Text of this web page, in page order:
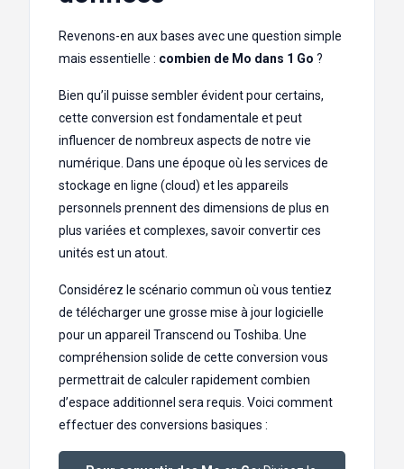
Revenons-en aux bases avec une question simple
mais essentielle : combien de Mo dans 1 Go ?
Bien qu’il puisse sembler évident pour certains,
cette conversion est fondamentale et peut
influencer de nombreux aspects de notre vie
numérique. Dans une époque où les services de
stockage en ligne (cloud) et les appareils
personnels prennent des dimensions de plus en
plus variées et complexes, savoir convertir ces
unités est un atout.
Considérez le scénario commun où vous tentiez
de télécharger une grosse mise à jour logicielle
pour un appareil Transcend ou Toshiba. Une
compréhension solide de cette conversion vous
permettrait de calculer rapidement combien
d’espace additionnel sera requis. Voici comment
effectuer des conversions basiques :